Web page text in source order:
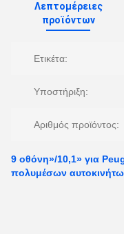
Λεπτομέρειες
προϊόντων
Ετικέτα:
Υποστήριξη:
Αριθμός προϊόντος:
9 οθόνη»/10,1» για
πολυμέσων